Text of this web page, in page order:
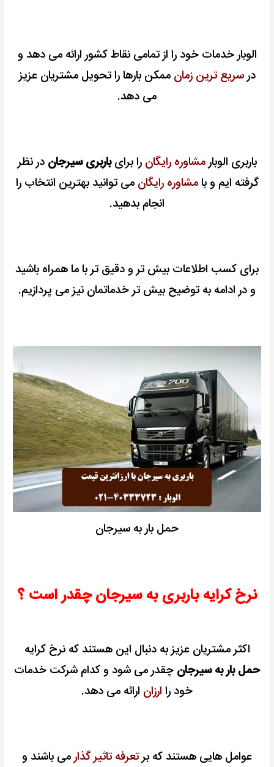
الوبار خدمات خود را از تمامی نقاط کشور ارائه می دهد و
درسریع ترین زمان ممکن بارها را تحویل مشتریان عزیز
می دهد.
باربری الوبارمشاوره رایگان را برایباربری سیرجان در نظر
گرفته ایم و بامشاوره رایگان می توانید بهترین انتخاب را
انجام بدهید.
برای کسب اطلاعات بیش تر و دقیق تر با ما همراه باشید
و در ادامه به توضیح بیش تر خدماتمان نیز می پردازیم.
حمل بار به سیرجان
نرخ کرایه باربری به سیرجان چقدر است ؟
اکثر مشتریان عزیز به دنبال این هستند که نرخ کرایه
حمل بار به سیرجان چقدر می شود و کدام شرکت خدمات
خود را ارزان ارائه می دهد.
عوامل هایی هستند که برتعرفه تاثیر گذارمی باشند و